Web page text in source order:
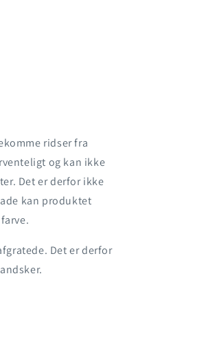
ridser fra
og kan ikke
Det er derfor ikke
kan produktet
Det er derfor